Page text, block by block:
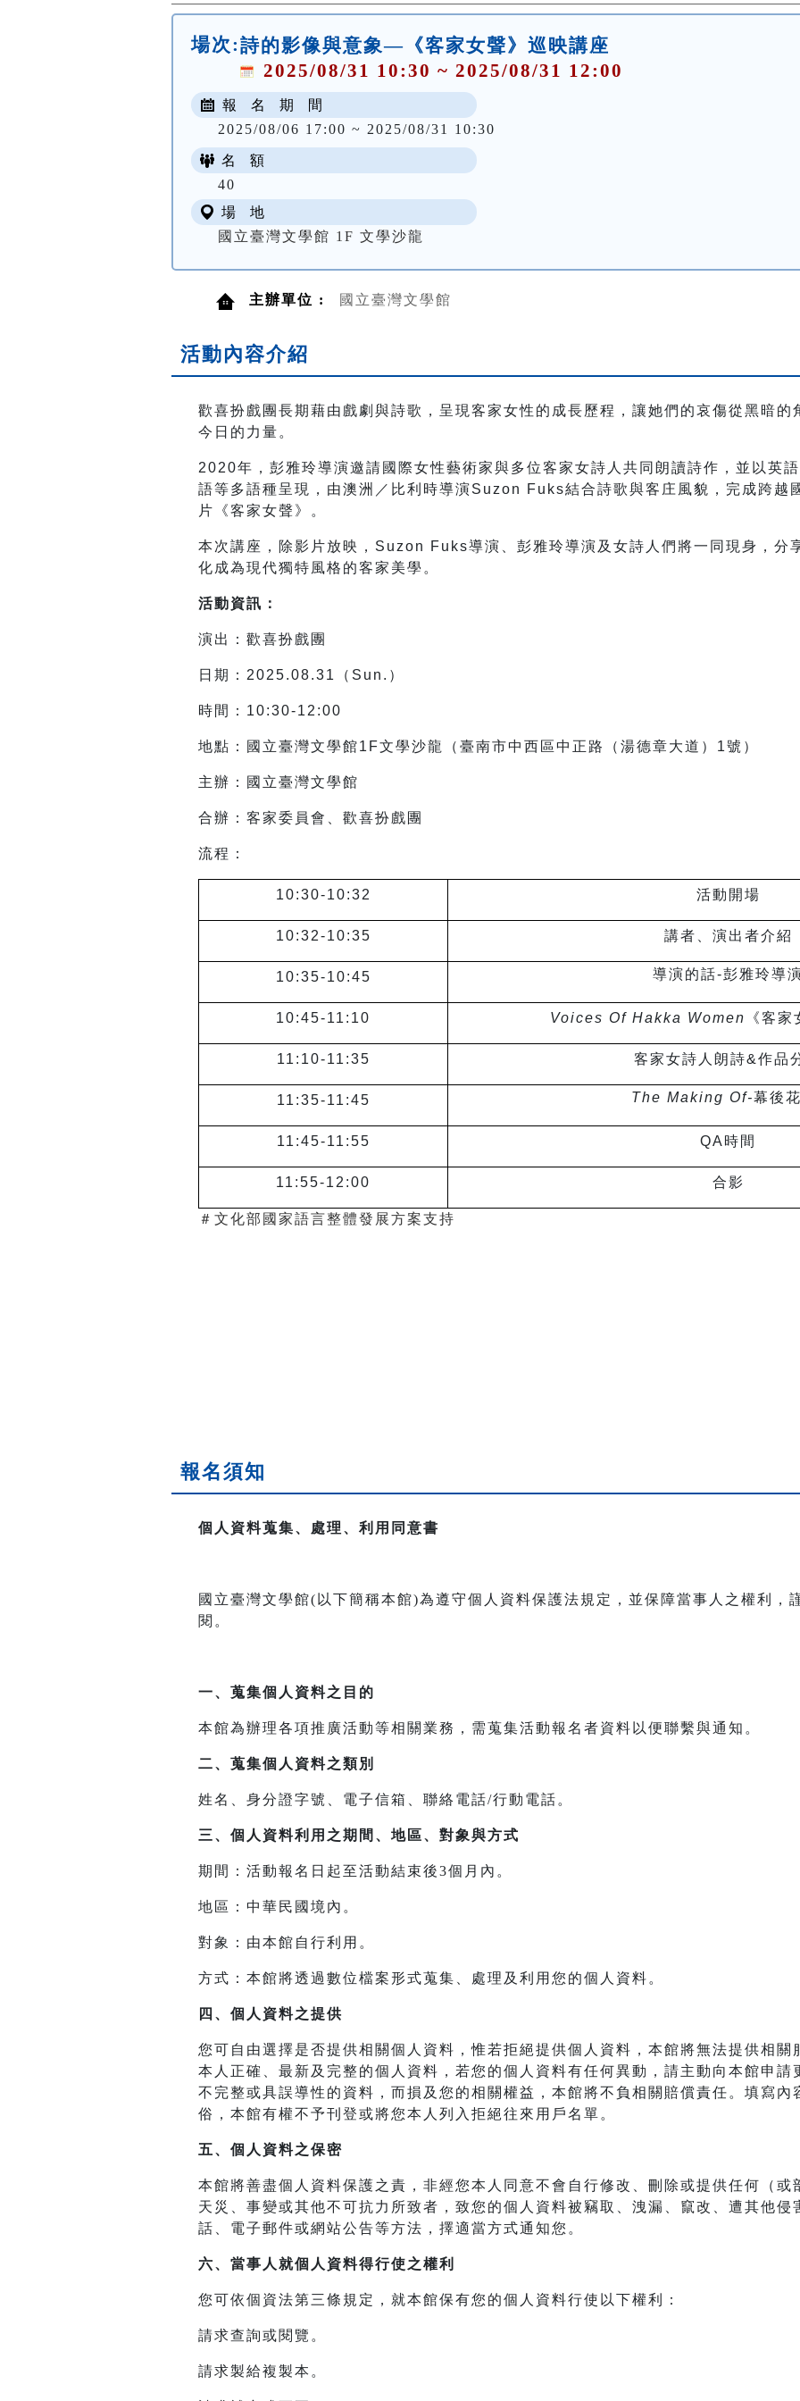
場次:詩的影像與意象—《客家女聲》巡映講座
2025/08/31 10:30 ~ 2025/08/31 12:00
報 名 期 間
2025/08/06 17:00 ~ 2025/08/31 10:30
名 額
40
場 地
國立臺灣文學館 1F 文學沙龍
主辦單位 : 國立臺灣文學館
活動內容介紹
歡喜扮戲團長期藉由戲劇與詩歌，呈現客家女性的成長歷程，讓她們的哀傷從黑暗的
今日的力量。
2020年，彭雅玲導演邀請國際女性藝術家與多位客家女詩人共同朗讀詩作，並以英
語等多語種呈現，由澳洲／比利時導演Suzon Fuks結合詩歌與客庄風貌，完成跨越
片《客家女聲》。
本次講座，除影片放映，Suzon Fuks導演、彭雅玲導演及女詩人們將一同現身，分
化成為現代獨特風格的客家美學。
活動資訊：
演出：歡喜扮戲團
日期：2025.08.31（Sun.）
時間：10:30-12:00
地點：國立臺灣文學館1F文學沙龍（臺南市中西區中正路（湯德章大道）1號）
主辦：國立臺灣文學館
合辦：客家委員會、歡喜扮戲團
流程：
10:30-10:32 活動開場
10:32-10:35 講者、演出者介紹
10:35-10:45 導演的話-彭雅玲導
10:45-11:10 Voices Of Hakka Women 《客
11:10-11:35 客家女詩人朗詩&作品
11:35-11:45 The Making Of-幕後
11:45-11:55 QA 時間
11:55-12:00 合影
＃文化部國家語言整體發展方案支持
報名須知
個人資料蒐集、處理、利用同意書
國立臺灣文學館(以下簡稱本館)為遵守個人資料保護法規定，並保障當事人之權利，
閱。
一、 蒐集個人資料之目的
本館為辦理各項推廣活動等相關業務，需蒐集活動報名者資料以便聯繫與通知。
二、 蒐集個人資料之類別
姓名、身分證字號、電子信箱、聯絡電話/行動電話。
三、 個人資料利用之期間、地區、對象與方式
期間：活動報名日起至活動結束後3個月內。
地區：中華民國境內。
對象：由本館自行利用。
方式：本館將透過數位檔案形式蒐集、處理及利用您的個人資料。
四、 個人資料之提供
您可自由選擇是否提供相關個人資料，惟若拒絕提供個人資料，本館將無法提供相關
本人正確、最新及完整的個人資料，若您的個人資料有任何異動，請主動向本館申請
不完整或具誤導性的資料，而損及您的相關權益，本館將不負相關賠償責任。填寫內
俗，本館有權不予刊登或將您本人列入拒絕往來用戶名單。
五、個人資料之保密
本館將善盡個人資料保護之責，非經您本人同意不會自行修改、刪除或提供任何（或
天災、事變或其他不可抗力所致者，致您的個人資料被竊取、洩漏、竄改、遭其他侵
話、電子郵件或網站公告等方法，擇適當方式通知您。
六、當事人就個人資料得行使之權利
您可依個資法第三條規定，就本館保有您的個人資料行使以下權利：
請求查詢或閱覽。
請求製給複製本。